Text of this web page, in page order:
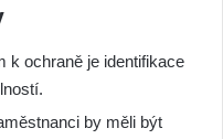
k ochraně je identifikace
by měli být